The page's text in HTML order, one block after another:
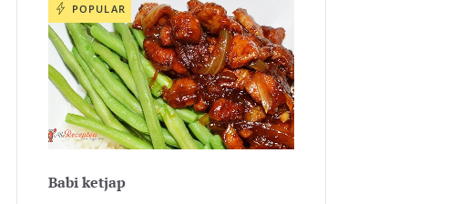
POPULAR
Babi ketjap